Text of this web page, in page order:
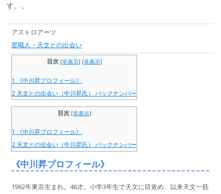
す。。
アストロアーツ
星職人・天文との出会い
目次 [非表示] [非表示]
1
《中川昇プロフィール》
2 天文との出会い（中川昇氏） バックナンバー
目次 [非表示]
1
《中川昇プロフィール》
2 天文との出会い（中川昇氏） バックナンバー
《中川昇プロフィール》
1962年東京生まれ。46才。小学3年生で天文に目覚め、以来天文一筋